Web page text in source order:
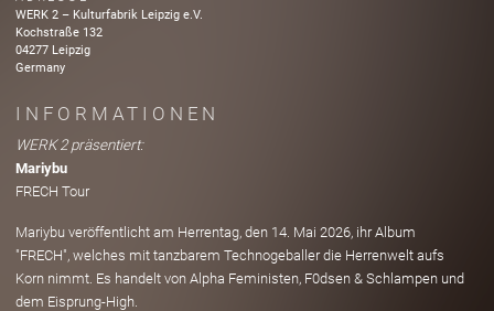
WERK 2 – Kulturfabrik Leipzig e.V.
Kochstraße 132
04277 Leipzig
Germany
INFORMATIONEN
WERK 2 präsentiert:
Mariybu
FRECH Tour
Mariybu veröffentlicht am Herrentag, den 14. Mai 2026, ihr Album
"FRECH", welches mit tanzbarem Technogeballer die Herrenwelt aufs
Korn nimmt. Es handelt von Alpha Feministen, F0dsen & Schlampen und
dem Eisprung-High.